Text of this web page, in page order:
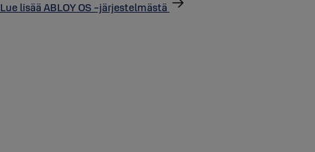
Lue lisää ABLOY OS -järjestelmästä